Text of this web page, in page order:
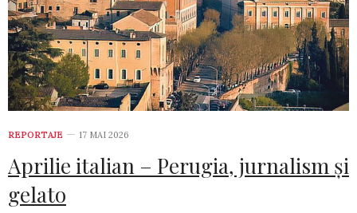
REPORTAJE 17 MAI 2026
Aprilie italian – Perugia, jurnalism și
gelato